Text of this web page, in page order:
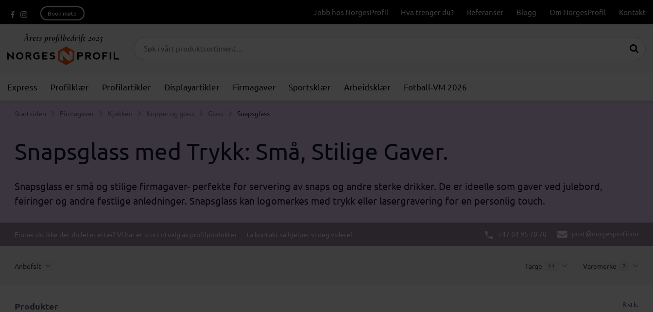
Book møte Jobb hos NorgesProfil Hva trenger du? Referanser Blogg Om NorgesProfil Kontakt
Express Profilklær Profilartikler Displayartikler Firmagaver Sportsklær Arbeidsklær Fotball-VM 2026
Startsiden Firmagaver Kjøkken Kopper og glass Glass Snapsglass
Snapsglass med Trykk: Små, Stilige Gaver.
Snapsglass er små og stilige firmagaver- perfekte for servering av snaps og andre sterke drikker. De er ideelle som gaver ved julebord,
feiringer og andre festlige anledninger. Snapsglass kan logomerkes med trykk eller lasergravering for en personlig touch.
Finner du ikke det du leter etter? Vi har et stort utvalg av profilprodukter — ta kontakt så hjelper vi deg videre! +47 64 95 78 70 post@norgesprofil.no
Anbefalt Farge 11 Varemerke 2
Produkter 8 stk.